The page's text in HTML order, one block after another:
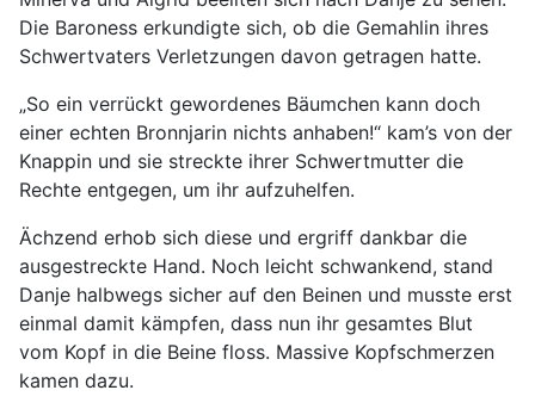
Die Baroness erkundigte sich, ob die Gemahlin ihres
Schwertvaters Verletzungen davon getragen hatte.
„So ein verrückt gewordenes Bäumchen kann doch
einer echten Bronnjarin nichts anhaben!“ kam’s von der
Knappin und sie streckte ihrer Schwertmutter die
Rechte entgegen, um ihr aufzuhelfen.
Ächzend erhob sich diese und ergriff dankbar die
ausgestreckte Hand. Noch leicht schwankend, stand
Danje halbwegs sicher auf den Beinen und musste erst
einmal damit kämpfen, dass nun ihr gesamtes Blut
vom Kopf in die Beine floss. Massive Kopfschmerzen
kamen dazu.